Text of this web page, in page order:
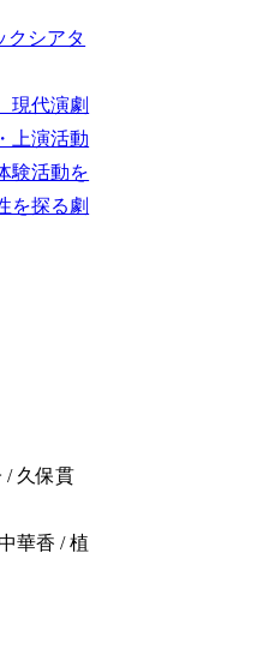
クシアタ
現代演劇
上演活動
験活動を
を探る劇
/ 久保貫
華香 / 植